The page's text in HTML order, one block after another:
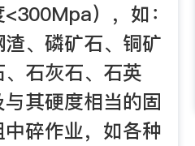
<300Mpa），如：
、磷矿石、铜矿
石灰石、石英
其硬度相当的固
碎作业，如各种